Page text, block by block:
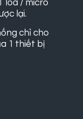
loa / micro
lại.
chỉ cho
1 thiết bị